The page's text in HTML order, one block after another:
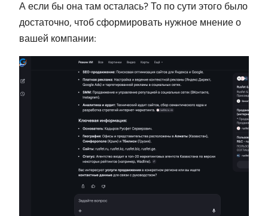
А если бы она там осталась? То по сути этого было
достаточно, чтоб сформировать нужное мнение о
вашей компании: